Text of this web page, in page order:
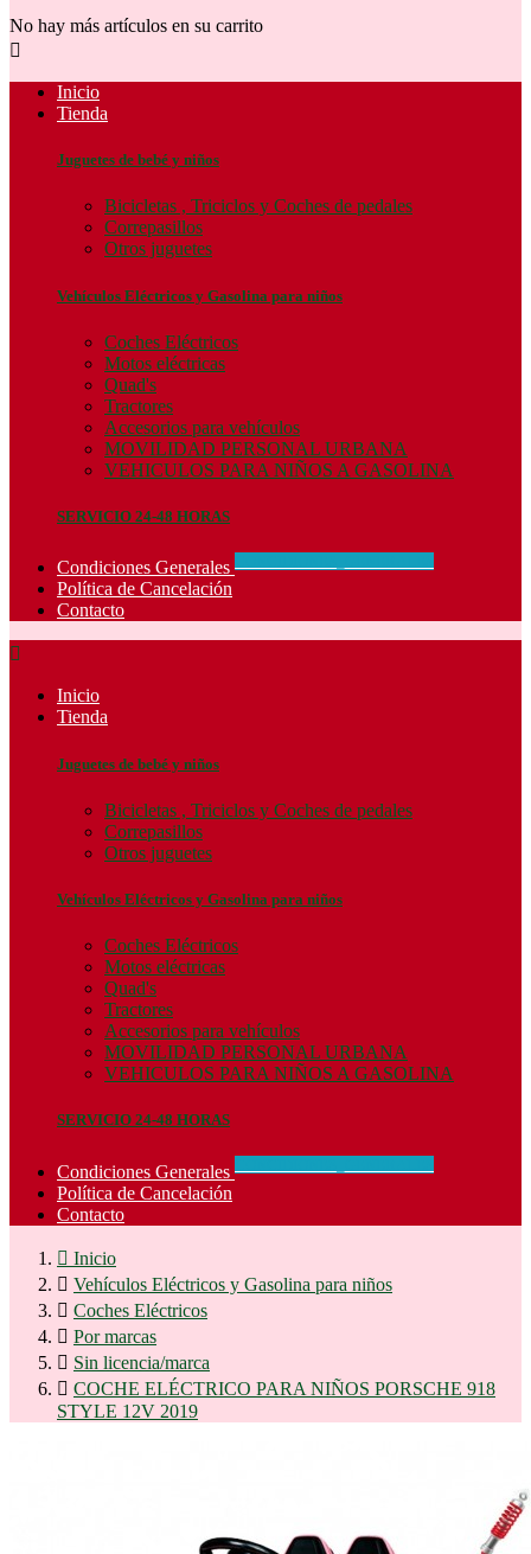
No hay más artículos en su carrito

Inicio
Tienda
Juguetes de bebé y niños
Bicicletas , Triciclos y Coches de pedales
Correpasillos
Otros juguetes
Vehículos Eléctricos y Gasolina para niños
Coches Eléctricos
Motos eléctricas
Quad's
Tractores
Accesorios para vehículos
MOVILIDAD PERSONAL URBANA
VEHICULOS PARA NIÑOS A GASOLINA
SERVICIO 24-48 HORAS
Condiciones Generales
Política de Cancelación
Contacto

Inicio
Tienda
Juguetes de bebé y niños
Bicicletas , Triciclos y Coches de pedales
Correpasillos
Otros juguetes
Vehículos Eléctricos y Gasolina para niños
Coches Eléctricos
Motos eléctricas
Quad's
Tractores
Accesorios para vehículos
MOVILIDAD PERSONAL URBANA
VEHICULOS PARA NIÑOS A GASOLINA
SERVICIO 24-48 HORAS
Condiciones Generales
Política de Cancelación
Contacto
 Inicio
 Vehículos Eléctricos y Gasolina para niños
 Coches Eléctricos
 Por marcas
 Sin licencia/marca
 COCHE ELÉCTRICO PARA NIÑOS PORSCHE 918
STYLE 12V 2019